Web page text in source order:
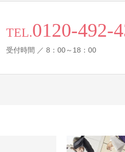
TEL.0120-492-
受付時間 ／ 8：00～18：00